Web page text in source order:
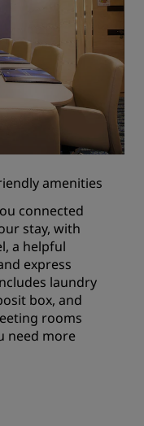
amenities
connected
stay, with
a helpful
express
laundry
box, and
rooms
need more